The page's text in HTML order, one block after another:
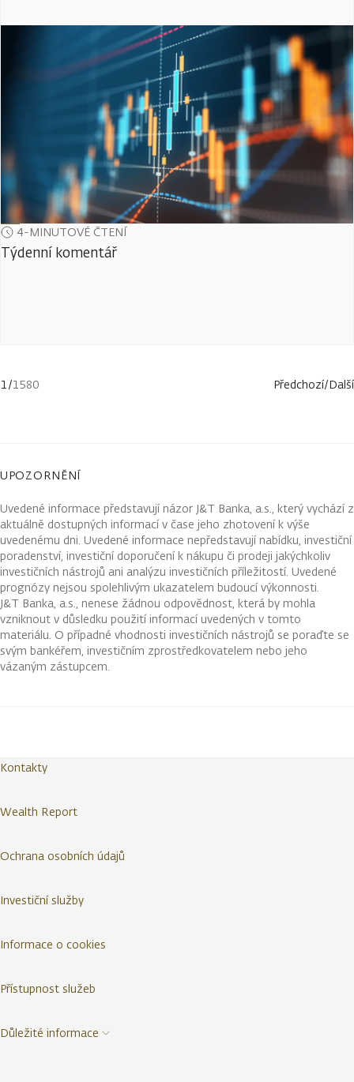
4-MINUTOVÉ ČTENÍ
Týdenní komentář
1/1580 Předchozí/Další
UPOZORNĚNÍ
Uvedené informace představují názor J&T Banka, a.s., který vychází z
aktuálně dostupných informací v čase jeho zhotovení k výše
uvedenému dni. Uvedené informace nepředstavují nabídku, investiční
poradenství, investiční doporučení k nákupu či prodeji jakýchkoliv
investičních nástrojů ani analýzu investičních příležitostí. Uvedené
prognózy nejsou spolehlivým ukazatelem budoucí výkonnosti.
J&T Banka, a.s., nenese žádnou odpovědnost, která by mohla
vzniknout v důsledku použití informací uvedených v tomto
materiálu. O případné vhodnosti investičních nástrojů se poraďte se
svým bankéřem, investičním zprostředkovatelem nebo jeho
vázaným zástupcem.
Kontakty
Wealth Report
Ochrana osobních údajů
Investiční služby
Informace o cookies
Přístupnost služeb
Důležité informace